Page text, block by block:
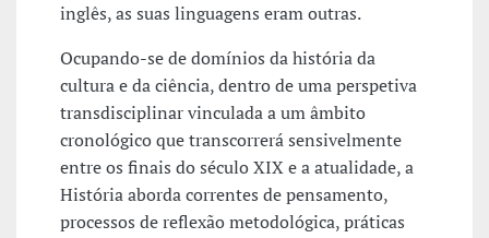
inglês, as suas linguagens eram outras.
Ocupando-se de domínios da história da
cultura e da ciência, dentro de uma perspetiva
transdisciplinar vinculada a um âmbito
cronológico que transcorrerá sensivelmente
entre os finais do século XIX e a atualidade, a
História aborda correntes de pensamento,
processos de reflexão metodológica, práticas